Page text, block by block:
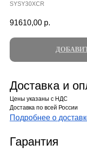
SYSY30XCR
91610,00 р.
Доставка и
Цены указаны с НДС
Доставка по всей России
Подробнее о
Гарантия